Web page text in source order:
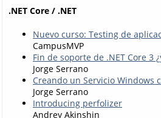
.NET Core / .NET
Nuevo curso: Testing de
CampusMVP
Fin de soporte de .NET Core 3
Jorge Serrano
Creando un Servicio Windows
Jorge Serrano
Introducing perfolizer
Andrey Akinshin